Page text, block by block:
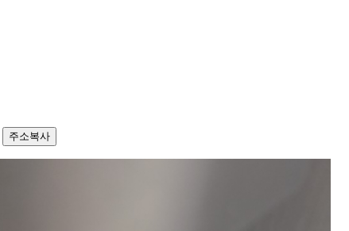
주소복사